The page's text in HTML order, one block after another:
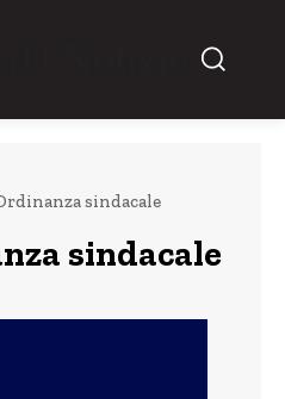
sindacale
sindacale